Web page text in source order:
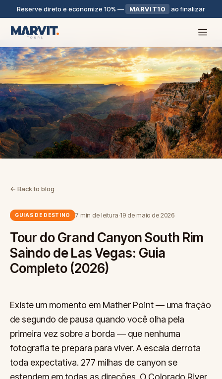
Reserve direto e economize 10% — MARVIT10 ao finalizar
← Back to blog
GUIAS DE DESTINO 7 min de leitura·19 de maio de 2026
Tour do Grand Canyon South Rim
Saindo de Las Vegas: Guia
Completo (2026)
Existe um momento em Mather Point — uma fração
de segundo de pausa quando você olha pela
primeira vez sobre a borda — que nenhuma
fotografia te prepara para viver. A escala derrota
toda expectativa. 277 milhas de canyon se
estendem em todas as direções. O Colorado River